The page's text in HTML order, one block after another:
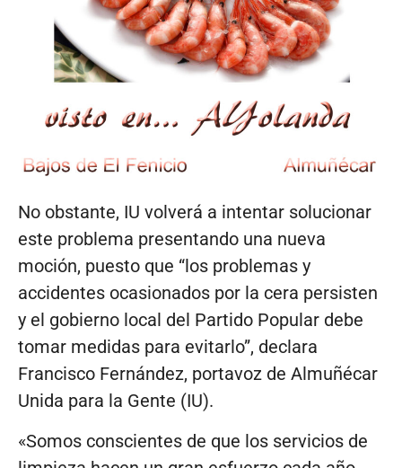
No obstante, IU volverá a intentar solucionar
este problema presentando una nueva
moción, puesto que “los problemas y
accidentes ocasionados por la cera persisten
y el gobierno local del Partido Popular debe
tomar medidas para evitarlo”, declara
Francisco Fernández, portavoz de Almuñécar
Unida para la Gente (IU).
«Somos conscientes de que los servicios de